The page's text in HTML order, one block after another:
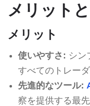
メリット
メリット
使いやすさ: シン
すべてのトレー
先進的なツール:
察を提供する最